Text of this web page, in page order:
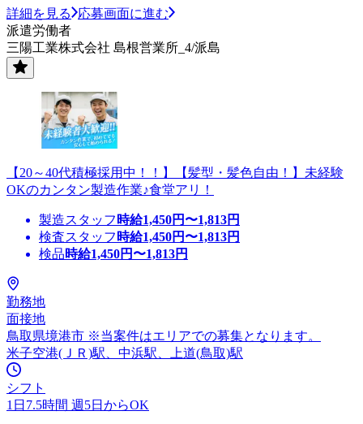
詳細を見る
応募画面に進む
派遣労働者
三陽工業株式会社 島根営業所_4/派島
【20～40代積極採用中！！】【髪型・髪色自由！】未経験
OKのカンタン製造作業♪食堂アリ！
製造スタッフ 時給1,450円〜1,813円
検査スタッフ 時給1,450円〜1,813円
検品時給1,450円〜1,813円
勤務地
面接地
鳥取県境港市 ※当案件はエリアでの募集となります。
米子空港(ＪＲ)駅、中浜駅、上道(鳥取)駅
シフト
1日7.5時間 週5日からOK